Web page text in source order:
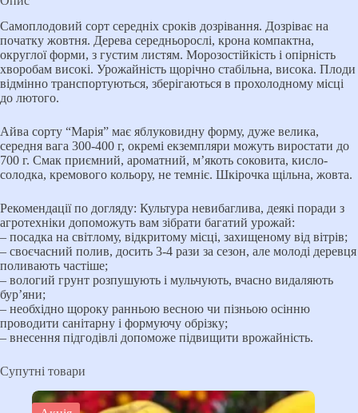
Самоплодовий сорт середніх сроків дозрівання. Дозріває на
початку жовтня. Дерева середньорослі, крона компактна,
округлої форми, з густим листям. Морозостійкість і опірність
хворобам високі. Урожайність щорічно стабільна, висока. Плоди
відмінно транспортуються, зберігаються в прохолодному місці
до лютого.
Айва сорту “Марія” має яблуковидну форму, дуже велика,
середня вага 300-400 г, окремі екземпляри можуть виростати до
700 г. Смак приємний, ароматний, м’якоть соковита, кисло-
солодка, кремового кольору, не темніє. Шкірочка щільна, жовта.
Рекомендації по догляду: Культура невибаглива, деякі поради з
агротехніки допоможуть вам зібрати багатий урожай:
– посадка на світлому, відкритому місці, захищеному від вітрів;
– своєчасний полив, досить 3-4 рази за сезон, але молоді деревця
поливають частіше;
– вологий грунт розпушують і мульчують, вчасно видаляють
бур’яни;
– необхідно щороку ранньою весною чи пізньою осінню
проводити санітарну і формуючу обрізку;
– внесення підгодівлі допоможе підвищити врожайність.
Супутні товари